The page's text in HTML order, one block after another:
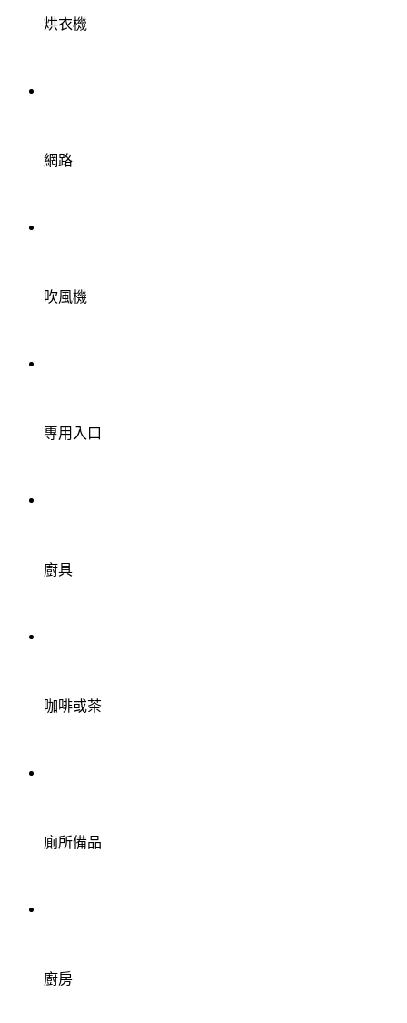
烘衣機
網路
吹風機
專用入口
廚具
咖啡或茶
廁所備品
廚房